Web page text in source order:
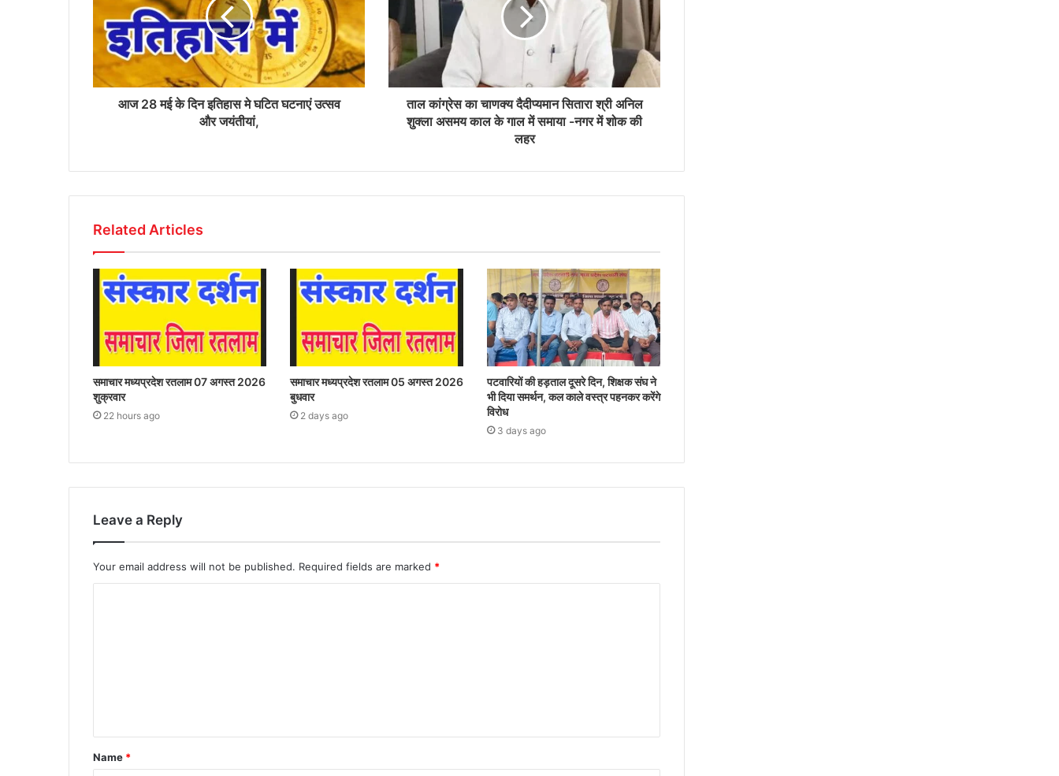
आज 28 मई के दिन इतिहास मे घटित घटनाएं उत्सव
और जयंतीयां,
ताल कांग्रेस का चाणक्य दैदीप्यमान सितारा श्री अनिल
शुक्ला असमय काल के गाल में समाया -नगर में शोक की
लहर
Related Articles
समाचार मध्यप्रदेश रतलाम 07 अगस्त 2026
शुक्रवार
22 hours ago
समाचार मध्यप्रदेश रतलाम 05 अगस्त 2026
बुधवार
2 days ago
पटवारियों की हड़ताल दूसरे दिन, शिक्षक संघ ने
भी दिया समर्थन, कल काले वस्त्र पहनकर करेंगे
विरोध
3 days ago
Leave a Reply
Your email address will not be published. Required fields are marked *
Name *